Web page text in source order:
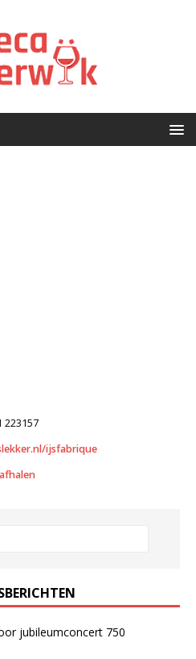
223157
ijsfabrique
jubileumconcert 750